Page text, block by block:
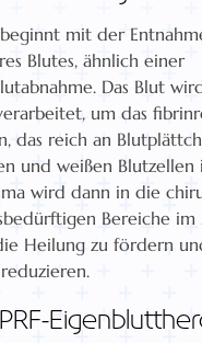
beginnt mit der
Blutes, ähnlich einer
Das Blut
um das
das reich an
und weißen Blutzellen
wird dann in die
Bereiche
Heilung zu fördern